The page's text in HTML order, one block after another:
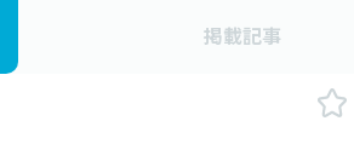
掲載記事